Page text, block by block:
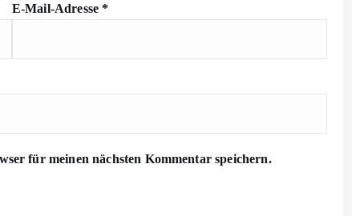
E-Mail-Adresse *
für meinen nächsten Kommentar speichern.